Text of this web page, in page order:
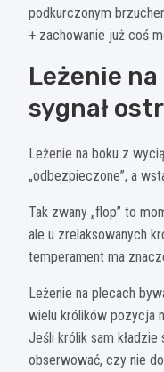
podkurczonym
+ zachowanie już coś
Leżenie
sygnał
Leżenie na boku z
„odbezpieczone”, a
Tak zwany „flop” to
ale u zrelaksowanych
temperament ma
Leżenie na plecach
wielu królików pozycja
Jeśli królik sam
obserwować, czy nie